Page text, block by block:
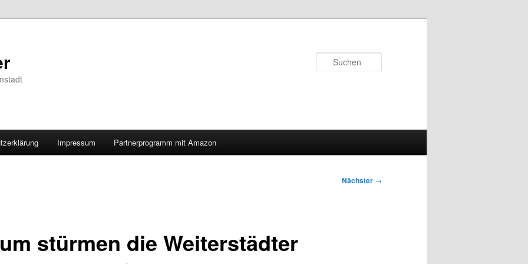
Impressum Partnerprogramm mit Amazon
Nächster →
stürmen die Weiterstädter